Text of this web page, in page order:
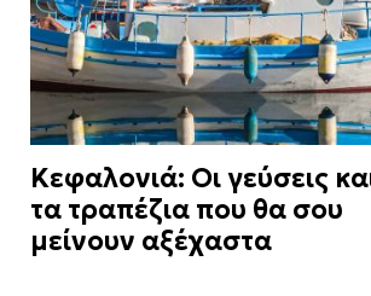
Κεφαλονιά: Οι γεύσεις
τα τραπέζια που θα σου
μείνουν αξέχαστα